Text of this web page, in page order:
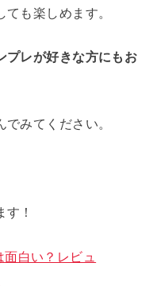
も楽しめます。
プレが好きな方にもお
みてください。
！
面白い？レビュ